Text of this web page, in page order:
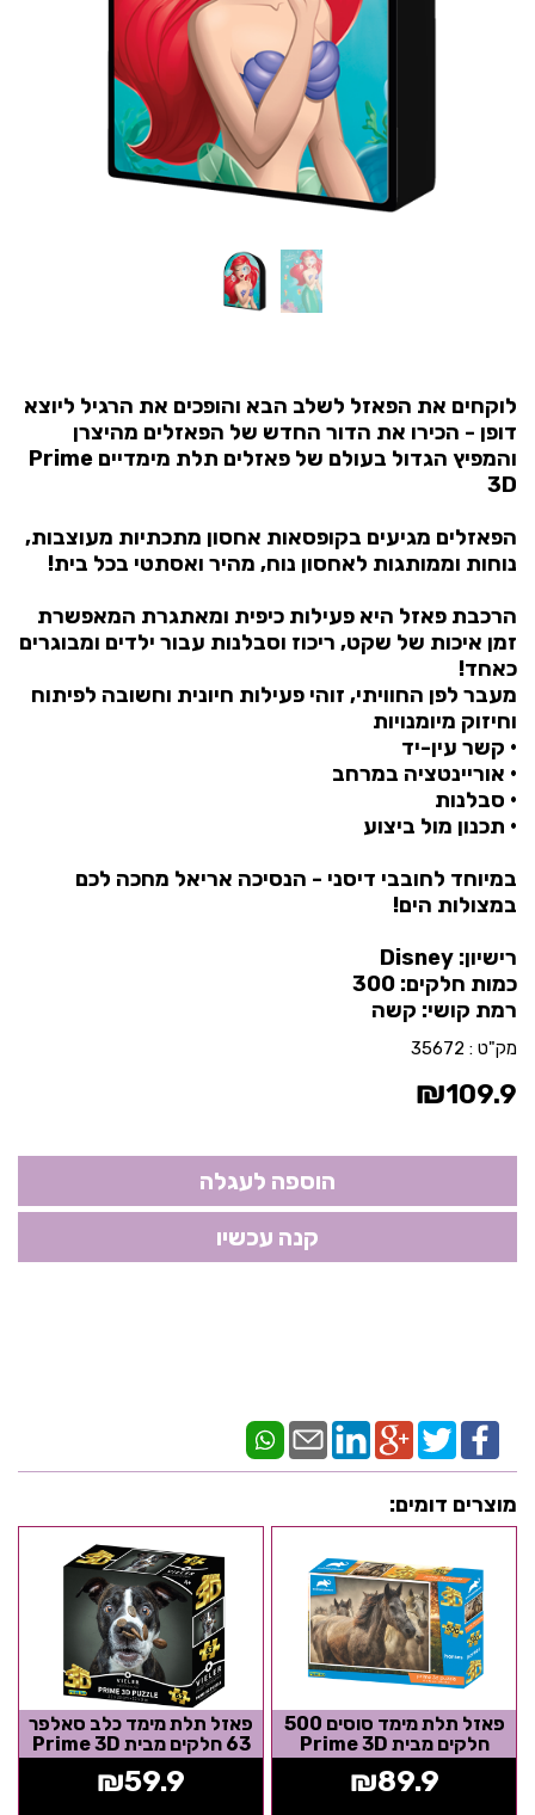
לוקחים את הפאזל לשלב הבא והופכים את הרגיל ליוצא
דופן - הכירו את הדור החדש של הפאזלים מהיצרן
והמפיץ הגדול בעולם של פאזלים תלת מימדיים Prime
3D
הפאזלים מגיעים בקופסאות אחסון מתכתיות מעוצבות,
נוחות וממותגות לאחסון נוח, מהיר ואסתטי בכל בית!
הרכבת פאזל היא פעילות כיפית ומאתגרת המאפשרת
זמן איכות של שקט, ריכוז וסבלנות עבור ילדים ומבוגרים
כאחד!
מעבר לפן החוויתי, זוהי פעילות חיונית וחשובה לפיתוח
וחיזוק מיומנויות
• קשר עין-יד
• אוריינטציה במרחב
• סבלנות
• תכנון מול ביצוע
במיוחד לחובבי דיסני - הנסיכה אריאל מחכה לכם
במצולות הים!
רישיון: Disney
כמות חלקים: 300
רמת קושי: קשה
מק"ט : 35672
₪109.9
מוצרים דומים:
פאזל תלת מימד סוסים 500
חלקים מבית Prime 3D
₪89.9
פאזל תלת מימד כלב סאלפר
63 חלקים מבית Prime 3D
₪59.9